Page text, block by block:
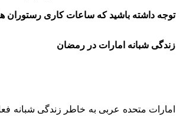
توجه داشته باشید که ساعات کاری
زندگی شبانه امارات در رمضان
امارات متحده عربی به خاطر زندگی شبانه